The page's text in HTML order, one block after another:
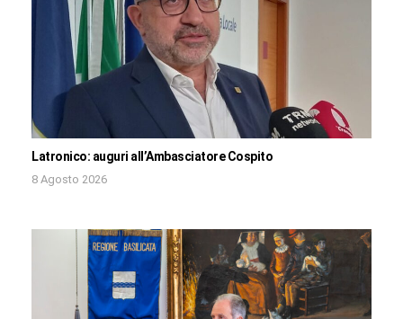
Latronico: auguri all’Ambasciatore Cospito
8 Agosto 2026